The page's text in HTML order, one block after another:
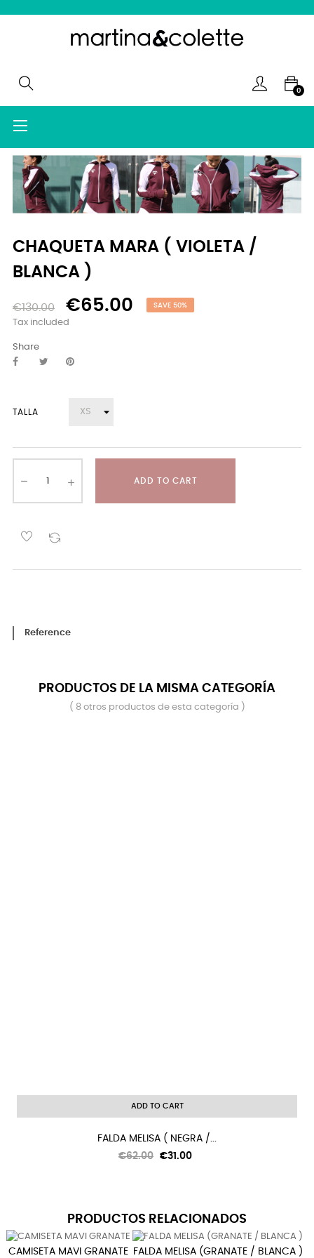
0
Toggle
☰
CHAQUETA MARA ( VIOLETA /
BLANCA )
€130.00 €65.00 SAVE 50%
Tax included
Share
TALLA
ADD TO CART
Reference
PRODUCTOS DE LA MISMA CATEGORÍA
( 8 otros productos de esta categoría )
ADD TO CART
FALDA MELISA ( NEGRA /...
Regular
€62.00 Price
€31.00
PRODUCTOS RELACIONADOS
CAMISETA MAVI GRANATE FALDA MELISA (GRANATE / BLANCA )